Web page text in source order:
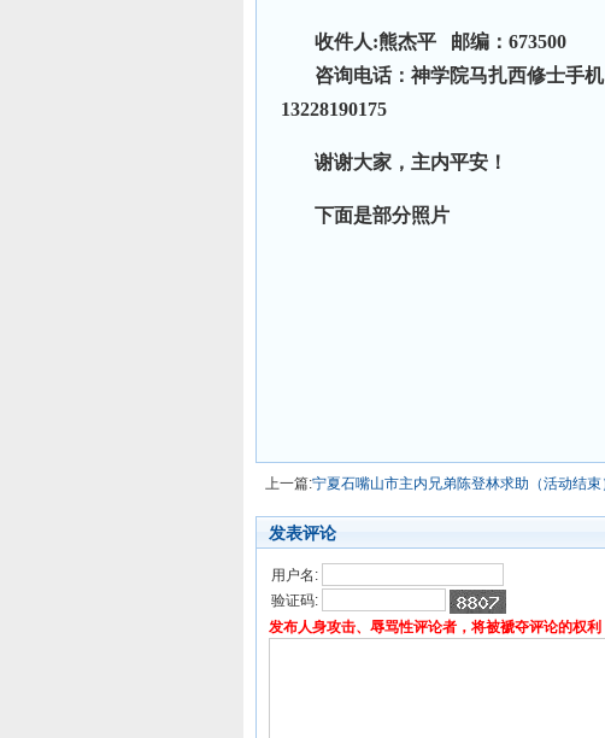
收件人:熊杰平 邮编：673500
咨询电话：神学院马扎西修士手
13228190175
谢谢大家，主内平安！
下面是部分照片
上一篇:宁夏石嘴山市主内兄弟陈登林求助（活动结束
发表评论
用户名:
验证码:
发布人身攻击、辱骂性评论者，将被褫夺评论的权利